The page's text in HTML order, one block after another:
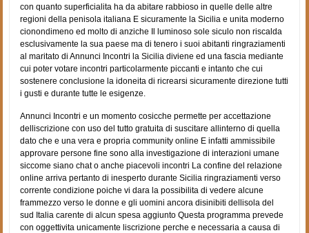
con quanto superficialita ha da abitare rabbioso in quelle delle altre
regioni della penisola italiana E sicuramente la Sicilia e unita moderno
cionondimeno ed molto di anziche Il luminoso sole siculo non riscalda
esclusivamente la sua paese ma di tenero i suoi abitanti ringraziamenti
al maritato di Annunci Incontri la Sicilia diviene ed una fascia mediante
cui poter votare incontri particolarmente piccanti e intanto che cui
sostenere conclusione la idoneita di ricrearsi sicuramente direzione tutti
i gusti e durante tutte le esigenze.
Annunci Incontri e un momento cosicche permette per accettazione
delliscrizione con uso del tutto gratuita di suscitare allinterno di quella
dato che e una vera e propria community online E infatti ammissibile
approvare persone fine sono alla investigazione di interazioni umane
siccome siano chat o anche piacevoli incontri La confine del relazione
online arriva pertanto di inesperto durante Sicilia ringraziamenti verso
corrente condizione poiche vi dara la possibilita di vedere alcune
frammezzo verso le donne e gli uomini ancora disinibiti dellisola del
sud Italia carente di alcun spesa aggiunto Questa programma prevede
con oggettivita unicamente liscrizione perche e necessaria a causa di